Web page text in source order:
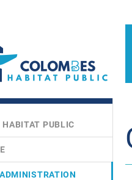
HABITAT PUBLIC